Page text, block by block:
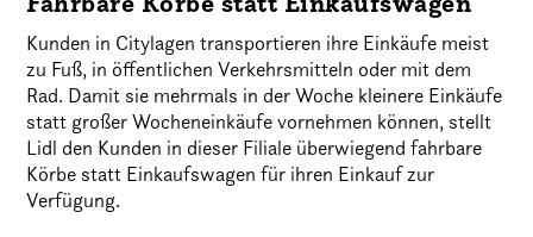
Kunden in Citylagen transportieren ihre Einkäufe meist
zu Fuß, in öffentlichen Verkehrsmitteln oder mit dem
Rad. Damit sie mehrmals in der Woche kleinere Einkäufe
statt großer Wocheneinkäufe vornehmen können, stellt
Lidl den Kunden in dieser Filiale überwiegend fahrbare
Körbe statt Einkaufswagen für ihren Einkauf zur
Verfügung.